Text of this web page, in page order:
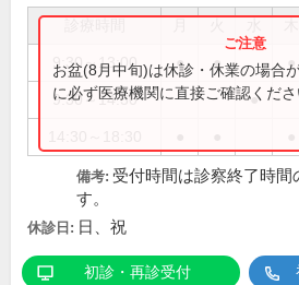
9:30～13:00 ● ● ●
9:30～14:30 ●
お盆(8月中旬)は休診・休業の場合
に必ず医療機関に直接ご確認くださ
備考: 受付時間は診察終了時間
す。
休診日: 日、祝
初診・再診受付